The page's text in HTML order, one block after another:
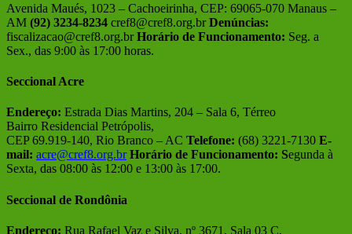
Avenida Maués, 1023 – Cachoeirinha, CEP: 69065-070 Manaus –
AM (92) 3234-8234 cref8@cref8.org.br Denúncias:
fiscalizacao@cref8.org.br Horário de Funcionamento: Seg. a
Sex., das 9:00 às 17:00 horas.
Seccional Acre
Endereço: Estrada Dias Martins, 204 – Sala 6, Térreo
Bairro Residencial Petrópolis,
CEP 69.919-140, Rio Branco – AC Telefone: (68) 3221-7130 E-
mail: acre@cref8.org.br Horário de Funcionamento: Segunda à
Sexta, das 08:00 às 12:00 e 13:00 às 17:00.
Seccional de Rondônia
Endereço: Rua Rafael Vaz e Silva, nº 3671, Sala 03 C,